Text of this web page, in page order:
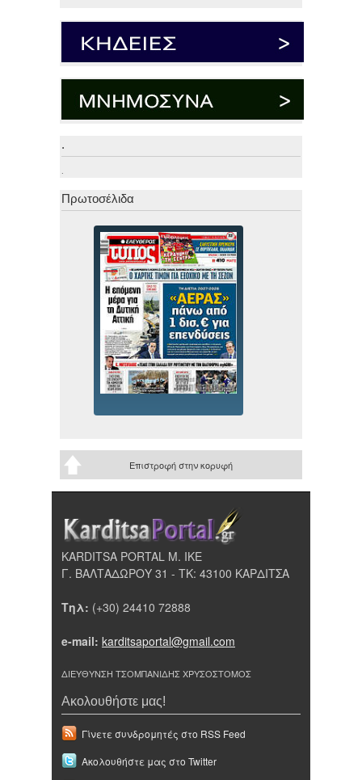
.
.
Πρωτοσέλιδα
Επιστροφή στην κορυφή
KARDITSA PORTAL Μ. ΙΚΕ
Γ. ΒΑΛΤΑΔΩΡΟΥ 31 - ΤΚ: 43100 ΚΑΡΔΙΤΣΑ
Τηλ: (+30) 24410 72888
e-mail: karditsaportal@gmail.com
ΔΙΕΥΘΥΝΣΗ ΤΣΟΜΠΑΝΙΔΗΣ ΧΡΥΣΟΣΤΟΜΟΣ
Ακολουθήστε μας!
Γίνετε συνδρομητές στο RSS Feed
Ακολουθήστε μας στο Twitter